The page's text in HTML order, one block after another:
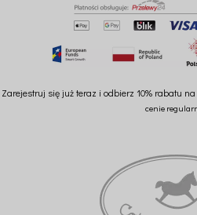
Zarejestruj się już teraz i odbierz 10% rabatu
cenie